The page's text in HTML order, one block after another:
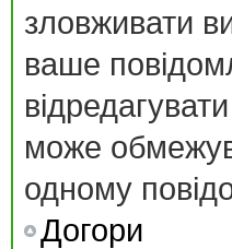
зловживати
ваше
може
одному
Догори